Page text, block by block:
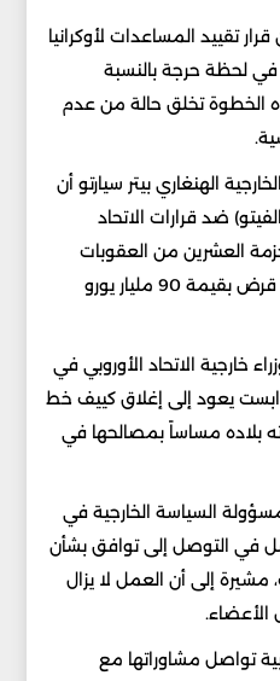
تقييد المساعدات لأوكرانيا
في لحظة حرجة بالنسبة
الخطوة تخلق حالة من عدم
الهنغاري بيتر سيارتو أن
ضد قرارات الاتحاد
العشرين من العقوبات
على روسيا، وكذلك ضد تقديم قرض بقيمة 90 مليار يورو
خارجية الاتحاد الأوروبي في
يعود إلى إغلاق كييف خط
بلاده مساساً بمصالحها في
السياسة الخارجية في
فشل في التوصل إلى توافق بشأن
مشيرة إلى أن العمل لا يزال
الأعضاء.
تواصل مشاوراتها مع